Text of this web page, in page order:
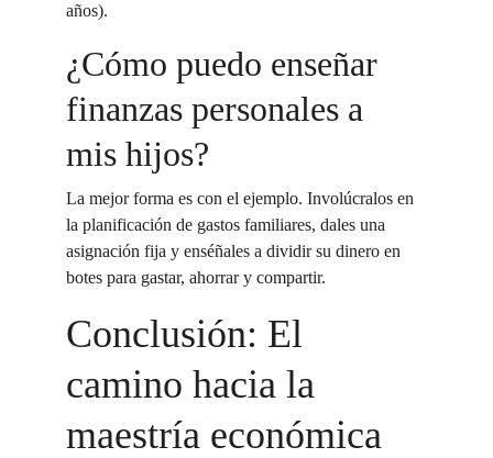
años).
¿Cómo puedo enseñar
finanzas personales a
mis hijos?
La mejor forma es con el ejemplo. Involúcralos en
la planificación de gastos familiares, dales una
asignación fija y enséñales a dividir su dinero en
botes para gastar, ahorrar y compartir.
Conclusión: El
camino hacia la
maestría económica